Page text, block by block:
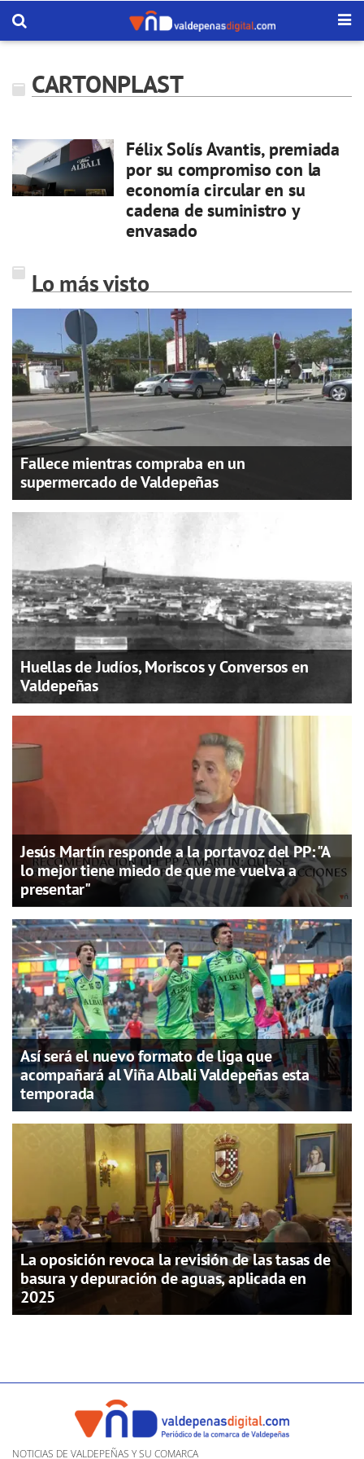
CARTONPLAST
Félix Solís Avantis, premiada
por su compromiso con la
economía circular en su
cadena de suministro y
envasado
Lo más visto
Fallece mientras compraba en un
supermercado de Valdepeñas
Huellas de Judíos, Moriscos y Conversos en
Valdepeñas
Jesús Martín responde a la portavoz del PP: "A
lo mejor tiene miedo de que me vuelva a
presentar"
Así será el nuevo formato de liga que
acompañará al Viña Albali Valdepeñas esta
temporada
La oposición revoca la revisión de las tasas de
basura y depuración de aguas, aplicada en
2025
NOTICIAS DE VALDEPEÑAS Y SU COMARCA